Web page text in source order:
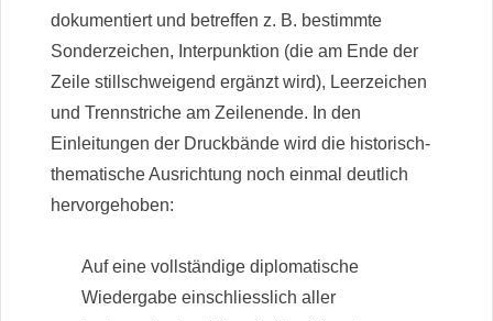
dokumentiert und betreffen z. B. bestimmte
Sonderzeichen, Interpunktion (die am Ende der
Zeile stillschweigend ergänzt wird), Leerzeichen
und Trennstriche am Zeilenende. In den
Einleitungen der Druckbände wird die historisch-
thematische Ausrichtung noch einmal deutlich
hervorgehoben:
Auf eine vollständige diplomatische
Wiedergabe einschliesslich aller